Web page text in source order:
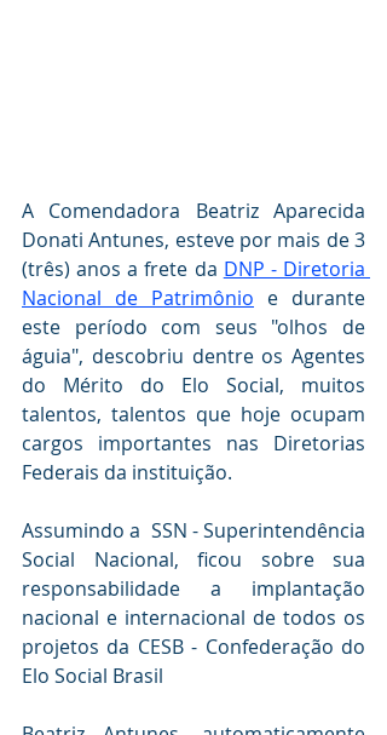
A Comendadora Beatriz Aparecida
Donati Antunes, esteve por mais de 3
(três) anos a frete da DNP - Diretoria
Nacional de Patrimônio e durante
este período com seus "olhos de
águia", descobriu dentre os Agentes
do Mérito do Elo Social, muitos
talentos, talentos que hoje ocupam
cargos importantes nas Diretorias
Federais da instituição.
Assumindo a  SSN - Superintendência
Social Nacional, ficou sobre sua
responsabilidade a implantação
nacional e internacional de todos os
projetos da CESB - Confederação do
Elo Social Brasil